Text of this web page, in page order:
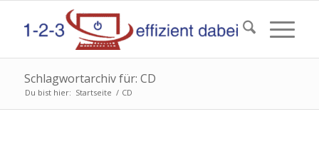
Schlagwortarchiv für: CD
Du bist hier: Startseite / CD